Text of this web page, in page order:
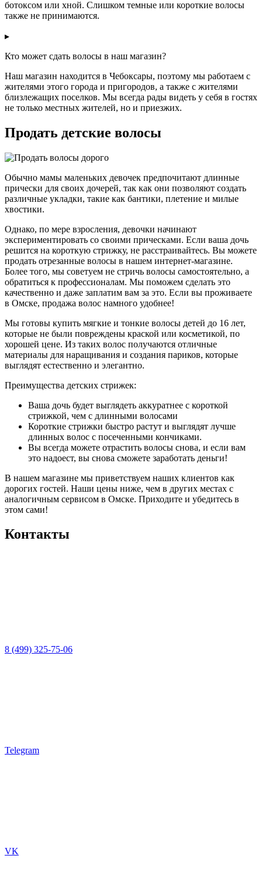
ботоксом или хной. Слишком темные или короткие волосы
также не принимаются.
▸
Кто может сдать волосы в наш магазин?
Наш магазин находится в Чебоксары, поэтому мы работаем с
жителями этого города и пригородов, а также с жителями
близлежащих поселков. Мы всегда рады видеть у себя в гостях
не только местных жителей, но и приезжих.
Продать детские волосы
Обычно мамы маленьких девочек предпочитают длинные
прически для своих дочерей, так как они позволяют создать
различные укладки, такие как бантики, плетение и милые
хвостики.
Однако, по мере взросления, девочки начинают
экспериментировать со своими прическами. Если ваша дочь
решится на короткую стрижку, не расстраивайтесь. Вы можете
продать отрезанные волосы в нашем интернет-магазине.
Более того, мы советуем не стричь волосы самостоятельно, а
обратиться к профессионалам. Мы поможем сделать это
качественно и даже заплатим вам за это. Если вы проживаете
в Омске, продажа волос намного удобнее!
Мы готовы купить мягкие и тонкие волосы детей до 16 лет,
которые не были повреждены краской или косметикой, по
хорошей цене. Из таких волос получаются отличные
материалы для наращивания и создания париков, которые
выглядят естественно и элегантно.
Преимущества детских стрижек:
Ваша дочь будет выглядеть аккуратнее с короткой
стрижкой, чем с длинными волосами
Короткие стрижки быстро растут и выглядят лучше
длинных волос с посеченными кончиками.
Вы всегда можете отрастить волосы снова, и если вам
это надоест, вы снова сможете заработать деньги!
В нашем магазине мы приветствуем наших клиентов как
дорогих гостей. Наши цены ниже, чем в других местах с
аналогичным сервисом в Омске. Приходите и убедитесь в
этом сами!
Контакты
8 (499) 325-75-06
Telegram
VK